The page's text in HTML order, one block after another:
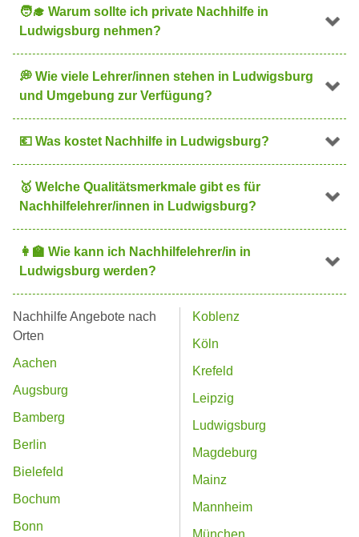
🧑 Warum sollte ich private Nachhilfe in
Ludwigsburg nehmen?
💭 Wie viele Lehrer/innen stehen in Ludwigsburg
und Umgebung zur Verfügung?
💶 Was kostet Nachhilfe in Ludwigsburg?
🥇 Welche Qualitätsmerkmale gibt es für
Nachhilfelehrer/innen in Ludwigsburg?
👩 Wie kann ich Nachhilfelehrer/in in
Ludwigsburg werden?
Nachhilfe Angebote nach
Orten
Aachen
Augsburg
Bamberg
Berlin
Bielefeld
Bochum
Bonn
Koblenz
Köln
Krefeld
Leipzig
Ludwigsburg
Magdeburg
Mainz
Mannheim
München